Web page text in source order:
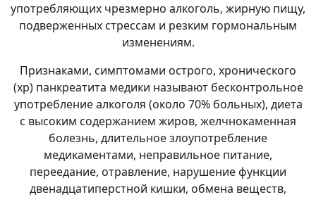
употребляющих чрезмерно алкоголь, жирную пищу,
подверженных стрессам и резким гормональным
изменениям.
Признаками, симптомами острого, хронического
(хр) панкреатита медики называют бесконтрольное
употребление алкоголя (около 70% больных), диета
с высоким содержанием жиров, желчнокаменная
болезнь, длительное злоупотребление
медикаментами, неправильное питание,
переедание, отравление, нарушение функции
двенадцатиперстной кишки, обмена веществ,